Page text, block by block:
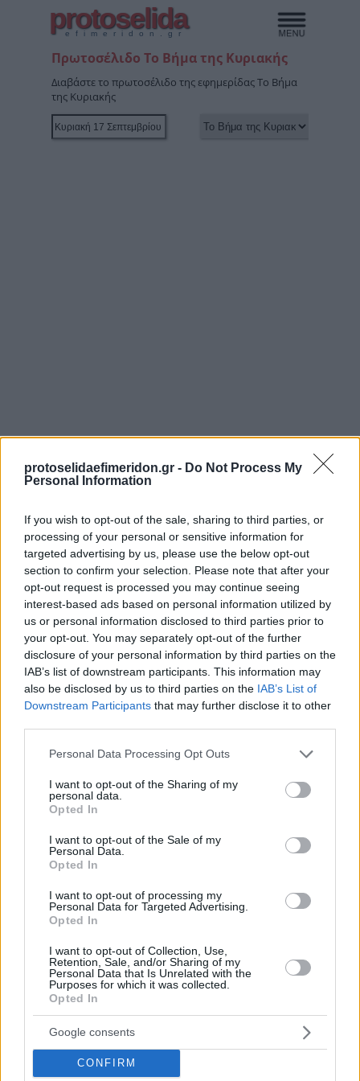
protoselidaefimeridon.gr - Do Not Process My
Personal Information
If you wish to opt-out of the sale, sharing to third parties, or
processing of your personal or sensitive information for
targeted advertising by us, please use the below opt-out
section to confirm your selection. Please note that after your
opt-out request is processed you may continue seeing
interest-based ads based on personal information utilized by
us or personal information disclosed to third parties prior to
your opt-out. You may separately opt-out of the further
disclosure of your personal information by third parties on the
IAB’s list of downstream participants. This information may
also be disclosed by us to third parties on the IAB’s List of
Downstream Participants that may further disclose it to other
Please note that this website/app uses one or more Google
not limited to your visit or usage behaviour. You may click to
grant or deny consent to Google and its third-party tags to
use your data for below specified purposes in below Google
consent section.
Personal Data Processing Opt Outs
I want to opt-out of the Sharing of my
personal data.
Opted In
I want to opt-out of the Sale of my
Personal Data.
Opted In
I want to opt-out of processing my
Personal Data for Targeted Advertising.
Opted In
I want to opt-out of Collection, Use,
Retention, Sale, and/or Sharing of my
Personal Data that Is Unrelated with the
Purposes for which it was collected.
Opted In
Google consents
CONFIRM
protoselida
efimeridon.gr
Πρωτοσέλιδο Το Βήμα της Κυριακής
Διαβάστε το πρωτοσέλιδο της εφημερίδας Το Βήμα
της Κυριακής
Προηγούμενη
Real News
Επόμενη
Εστία
Κοινοποιήστε
Προηγούμενη
Real News
Επόμενη
Εστία